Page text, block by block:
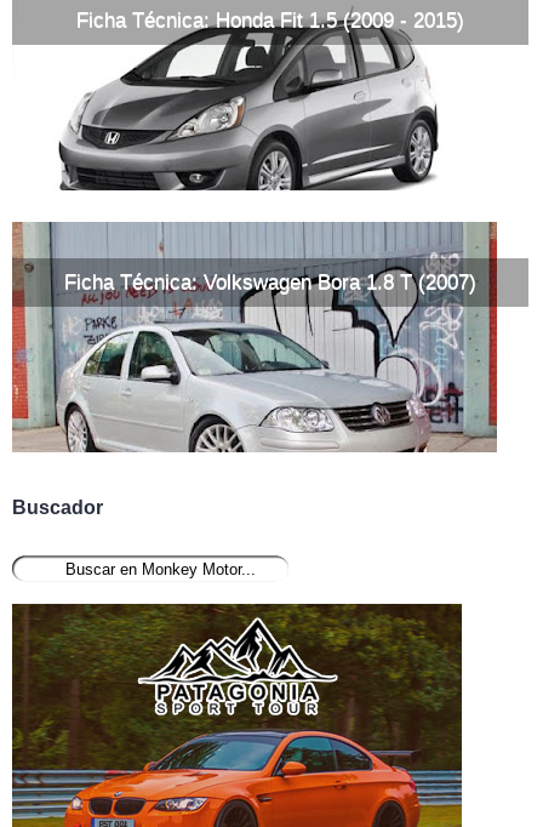
Ficha Técnica: Honda Fit 1.5 (2009 - 2015)
Ficha Técnica: Volkswagen Bora 1.8 T (2007)
Buscador